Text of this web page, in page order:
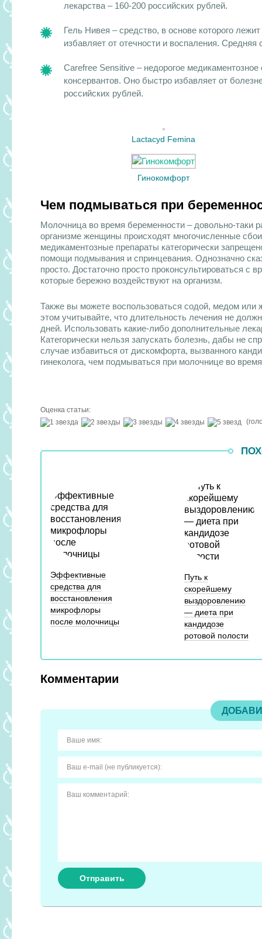
лекарства – 160-200 российских рублей.
Гель Нивея – средство, в основе которого
избавляет от отечности и воспаления.
Carefree Sensitive – недорогое
консервантов. Оно быстро избавляет от
российских рублей.
Lactacyd Femina
Гинокомфорт
Чем подмываться при
Молочница во время беременности – довольно-таки
организме женщины происходят многочисленные
медикаментозные препараты категорически
помощи подмывания и спринцевания. Однозначно
просто. Достаточно просто проконсультироваться
которые бережно воздействуют на организм.
Также вы можете воспользоваться содой, медом или
этом учитывайте, что длительность лечения не
дней. Использовать какие-либо дополнительные
Категорически нельзя запускать болезнь, дабы не
случае избавиться от дискомфорта, вызванного
гинеколога, чем подмываться при молочнице во
Оценка статьи:
Эффективные
средства для
восстановления
микрофлоры
после молочницы
Путь к
скорейшему
выздоровлению
— диета при
кандидозе
ротовой полости
Комментарии